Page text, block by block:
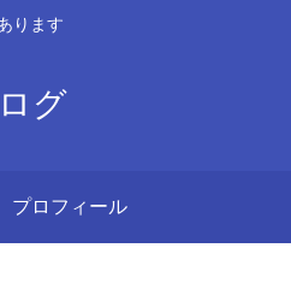
ります
グ
プロフィール